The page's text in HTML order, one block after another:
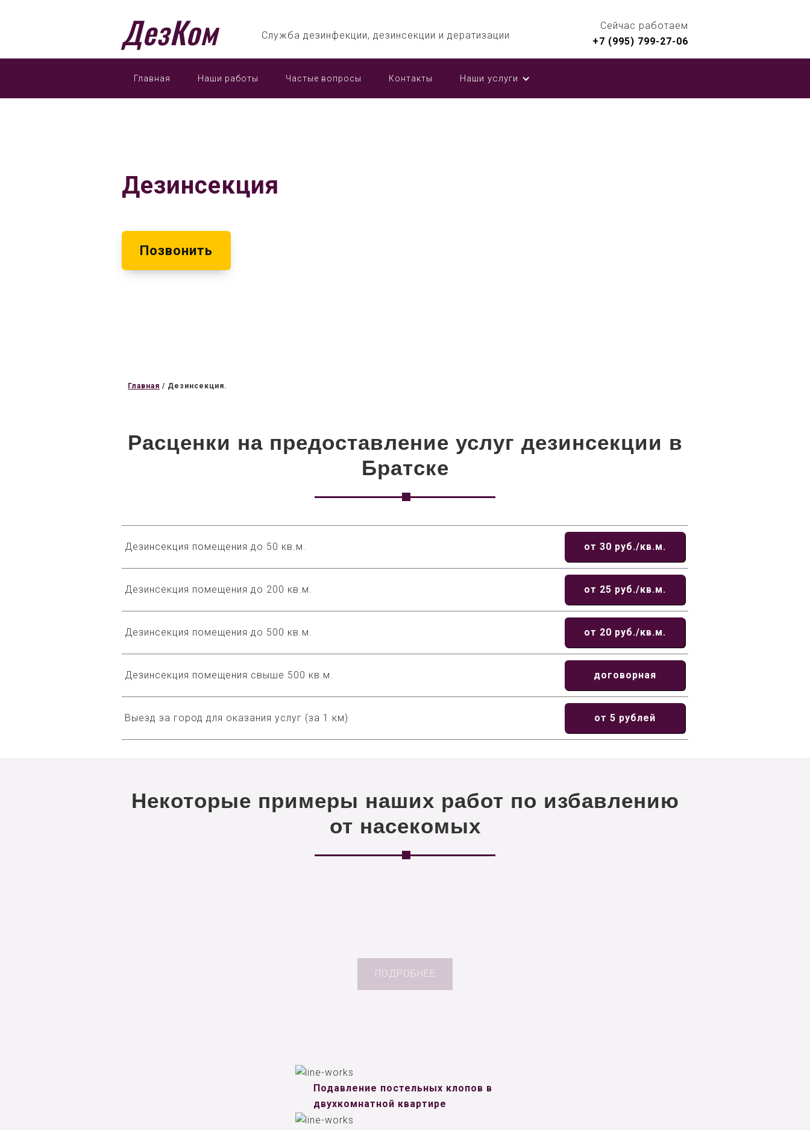
ДезКом Служба дезинфекции, дезинсекции и дератизации
Сейчас работаем
+7 (995) 799-27-06
Главная Наши работы Частые вопросы Контакты Наши услуги
Дезинсекция
Позвонить
Главная / Дезинсекция.
Расценки на предоставление услуг дезинсекции в
Братске
Дезинсекция помещения до 50 кв.м. от 30 руб./кв.м.
Дезинсекция помещения до 200 кв.м. от 25 руб./кв.м.
Дезинсекция помещения до 500 кв.м. от 20 руб./кв.м.
Дезинсекция помещения свыше 500 кв.м. договорная
Выезд за город для оказания услуг (за 1 км) от 5 рублей
Некоторые примеры наших работ по избавлению
от насекомых
ПОДРОБНЕЕ
Подавление постельных клопов в
двухкомнатной квартире